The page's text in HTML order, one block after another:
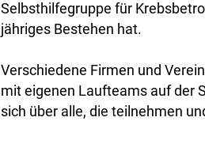
Selbsthilfegruppe für
jähriges Bestehen hat.
Verschiedene Firmen und
mit eigenen Laufteams auf der
sich über alle, die teilnehmen